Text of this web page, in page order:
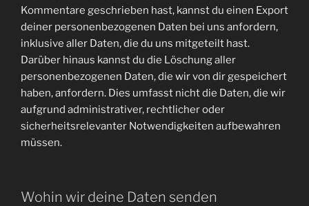
Kommentare geschrieben hast, kannst du einen Export
deiner personenbezogenen Daten bei uns anfordern,
inklusive aller Daten, die du uns mitgeteilt hast.
Darüber hinaus kannst du die Löschung aller
personenbezogenen Daten, die wir von dir gespeichert
haben, anfordern. Dies umfasst nicht die Daten, die wir
aufgrund administrativer, rechtlicher oder
sicherheitsrelevanter Notwendigkeiten aufbewahren
müssen.
Wohin wir deine Daten senden